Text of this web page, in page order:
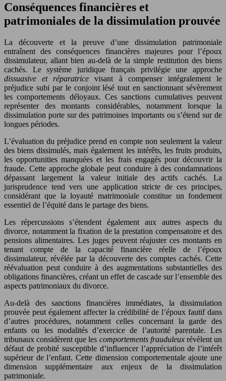
Conséquences financières et
patrimoniales de la dissimulation prouvée
La découverte et la preuve d’une dissimulation patrimoniale
entraînent des conséquences financières majeures pour l’époux
dissimulateur, allant bien au-delà de la simple restitution des biens
cachés. Le système juridique français privilégie une approche
dissuasive et réparatrice visant à compenser intégralement le
préjudice subi par le conjoint lésé tout en sanctionnant sévèrement
les comportements déloyaux. Ces sanctions cumulatives peuvent
représenter des montants considérables, notamment lorsque la
dissimulation porte sur des patrimoines importants ou s’étend sur de
longues périodes.
L’évaluation du préjudice prend en compte non seulement la valeur
des biens dissimulés, mais également les intérêts, les fruits produits,
les opportunities manquées et les frais engagés pour découvrir la
fraude. Cette approche globale peut conduire à des condamnations
dépassant largement la valeur initiale des actifs cachés. La
jurisprudence tend vers une application stricte de ces principes,
considérant que la loyauté matrimoniale constitue un fondement
essentiel de l’équité dans le partage des biens.
Les répercussions s’étendent également aux autres aspects du
divorce, notamment la fixation de la prestation compensatoire et des
pensions alimentaires. Les juges peuvent réajuster ces montants en
tenant compte de la capacité financière réelle de l’époux
dissimulateur, révélée par la découverte des comptes cachés. Cette
réévaluation peut conduire à des augmentations substantielles des
obligations financières, créant un effet de cascade sur l’ensemble des
aspects patrimoniaux du divorce.
Au-delà des sanctions financières immédiates, la dissimulation
prouvée peut également affecter la crédibilité de l’époux fautif dans
d’autres procédures, notamment celles concernant la garde des
enfants ou les modalités d’exercice de l’autorité parentale. Les
tribunaux considèrent que les comportements frauduleuxrévèlent un
défaut de probité susceptible d’influencer l’appréciation de l’intérêt
supérieur de l’enfant. Cette dimension comportementale ajoute une
dimension supplémentaire aux enjeux de la dissimulation
patrimoniale.